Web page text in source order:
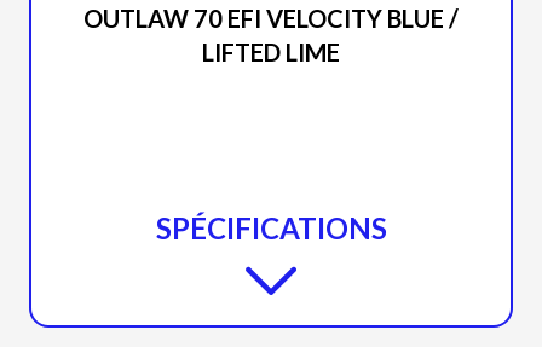
OUTLAW 70 EFI VELOCITY BLUE /
LIFTED LIME
SPÉCIFICATIONS